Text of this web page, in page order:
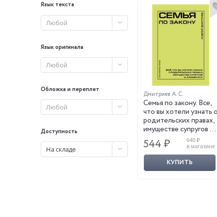
Язык текста
Любой
Язык оригинала
Любой
Обложка и переплет
Любой
Доступность
На складе
Дмитриев А. С.
Семья по закону. Все,
что вы хотели узнать
родительских правах,
имуществе супругов и
алиментах
544 ₽
640 ₽
в магазине
КУПИТЬ